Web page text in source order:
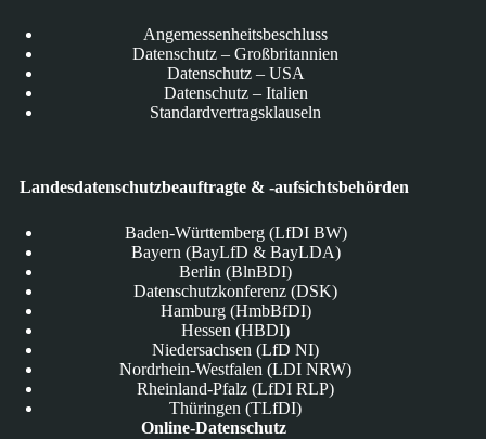
Angemessenheitsbeschluss
Datenschutz – Großbritannien
Datenschutz – USA
Datenschutz – Italien
Standardvertragsklauseln
Landesdatenschutzbeauftragte & -aufsichtsbehörden
Baden-Württemberg (LfDI BW)
Bayern (BayLfD & BayLDA)
Berlin (BlnBDI)
Datenschutzkonferenz (DSK)
Hamburg (HmbBfDI)
Hessen (HBDI)
Niedersachsen (LfD NI)
Nordrhein-Westfalen (LDI NRW)
Rheinland-Pfalz (LfDI RLP)
Thüringen (TLfDI)
Online-Datenschutz